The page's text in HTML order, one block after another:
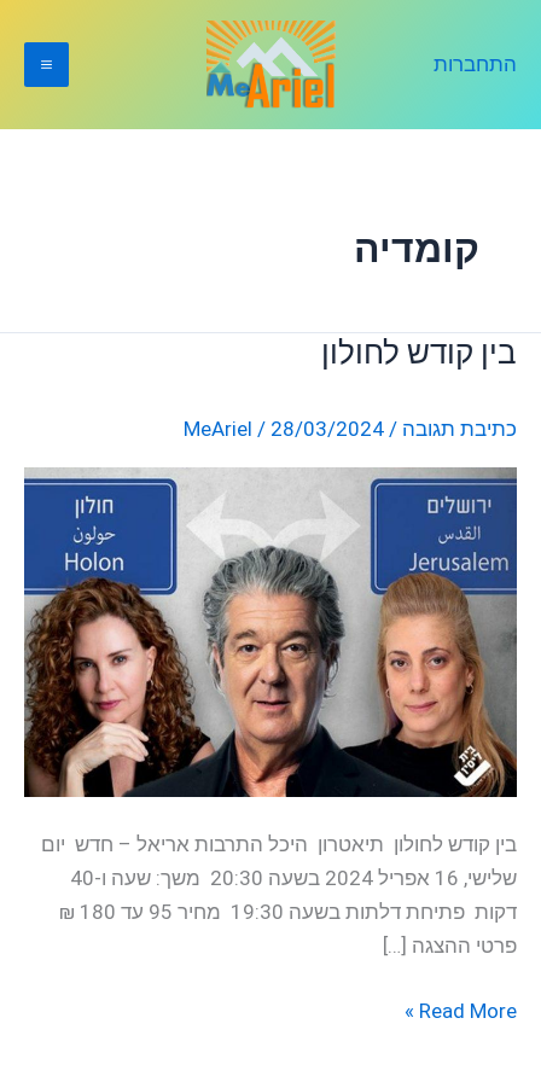
התחברות
קומדיה
בין קודש לחולון
כתיבת תגובה /
MeAriel / 28/03/2024
בין קודש לחולון תיאטרון היכל התרבות אריאל – חדש יום
שלישי, 16 אפריל 2024 בשעה 20:30 משך: שעה ו-40
דקות פתיחת דלתות בשעה 19:30 מחיר 95 עד 180 ₪
פרטי ההצגה […]
בין
Read More »